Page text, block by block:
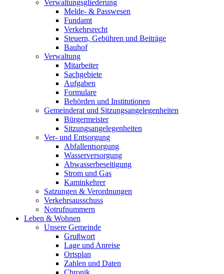
Verwaltungsgliederung
Melde- & Passwesen
Fundamt
Verkehrsrecht
Steuern, Gebühren und Beiträge
Bauhof
Verwaltung
Mitarbeiter
Sachgebiete
Aufgaben
Formulare
Behörden und Institutionen
Gemeinderat und Sitzungsangelegenheiten
Bürgermeister
Sitzungsangelegenheiten
Ver- und Entsorgung
Abfallentsorgung
Wasserversorgung
Abwasserbeseitigung
Strom und Gas
Kaminkehrer
Satzungen & Verordnungen
Verkehrsausschuss
Notrufnummern
Leben & Wohnen
Unsere Gemeinde
Grußwort
Lage und Anreise
Ortsplan
Zahlen und Daten
Chronik